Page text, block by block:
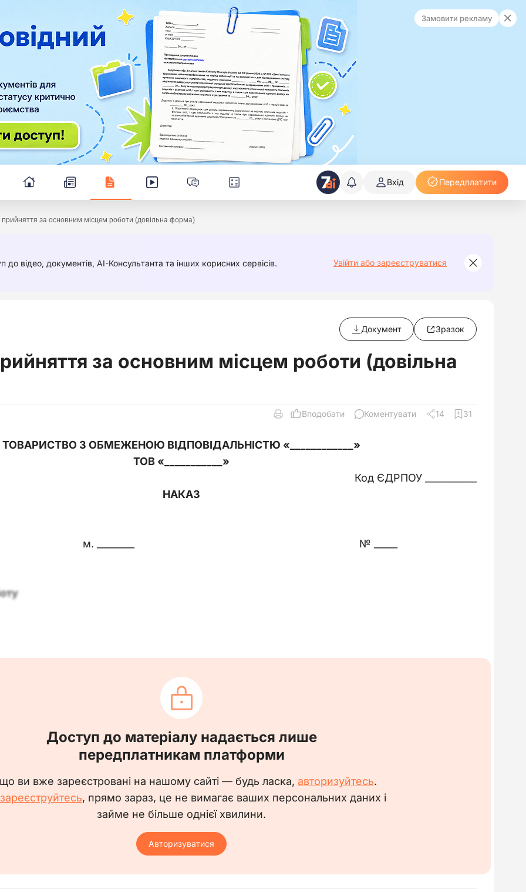
Замовити рекламу
Вхід Передплатити
за основним місцем роботи (довільна форма)
відео, документів, AI-Консультанта та інших корисних сервісів. Увійти або зареєструватися
Документ Зразок
за основним місцем роботи (довільна
Вподобати Коментувати 14 31
ТОВАРИСТВО З ОБМЕЖЕНОЮ ВІДПОВІДАЛЬНІСТЮ «____________ »
ТОВ «___________ »
Код ЄДРПОУ ___________
НАКАЗ
м. ________ № _____
на посаду _____________________________________ за основним місцем роботи на умовах
____________ 20__ р. з посадовим окладом ______________ грн на місяць.
від __.__.20__, зареєстрована за № __.
________ ____________
Документ Зразок
Доступ до матеріалу надається лише
передплатникам платформи
ви вже зареєстровані на нашому сайті — будь ласка, авторизуйтесь.
зареєструйтесь, прямо зараз, це не вимагає ваших персональних даних і
займе не більше однієї хвилини.
Авторизуватися